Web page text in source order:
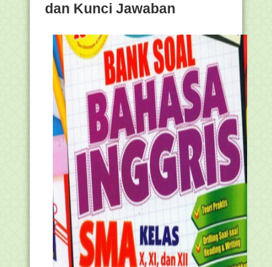
dan Kunci Jawaban